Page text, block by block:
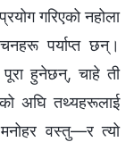
गरिएको नहोला
पर्याप्त छन्।
हुनेछन्, चाहे ती
अघि तथ्यहरूलाई
वस्तु—र त्यो